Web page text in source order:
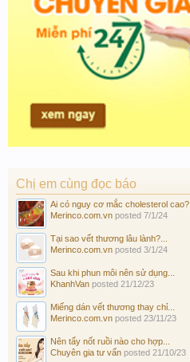
Chị em cùng đọc báo
Ai có nguy cơ mắc cholesterol cao?
Merinco.com.vn posted 7/1/24
Tại sao vết thương lâu lành?...
Merinco.com.vn posted 3/1/24
Sau khi phun môi nên sử dụng...
KhanhVan posted 21/12/23
Miếng dán vết thương thay chỉ...
Merinco.com.vn posted 23/11/23
Nên tẩy nốt ruồi nào cho hợp...
Chuyên gia tư vấn posted 21/10/23